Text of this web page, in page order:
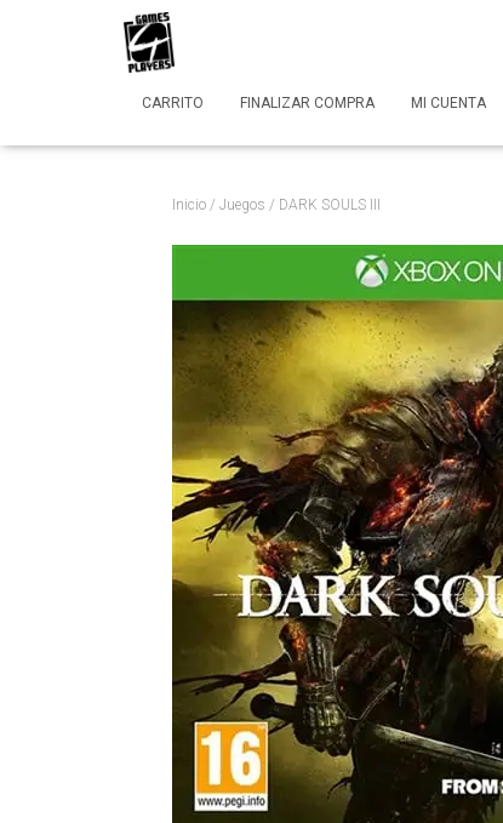
CARRITO FINALIZAR COMPRA MI CUENTA
Inicio / Juegos / DARK SOULS III